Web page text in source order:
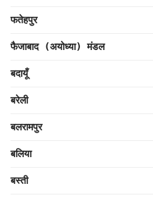
फतेहपुर
फैजाबाद (अयोध्या) मंडल
बदायूँ
बरेली
बलरामपुर
बलिया
बस्ती